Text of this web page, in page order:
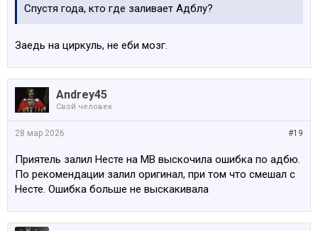
Спустя года, кто где заливает Адблу?
Заедь на циркуль, не еби мозг.
Andrey45
Свой человек
#19
28 мар 2026
Приятель залил Несте на МВ выскочила ошибка по адбю.
По рекомендации залил оригинал, при том что смешал с
Несте. Ошибка больше не выскакивала